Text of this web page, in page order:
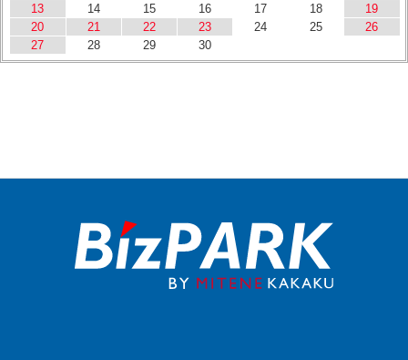
13
14 15 16 17 18
19
20
21 22 23 24 25
26
27
28 29 30